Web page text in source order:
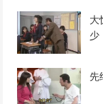
大
少
先